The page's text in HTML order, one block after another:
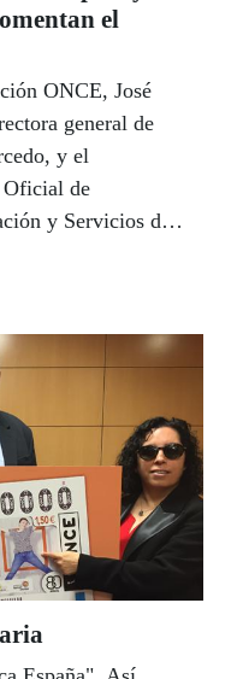
el
ONCE, José
general de
y el
Oficial de
y Servicios de